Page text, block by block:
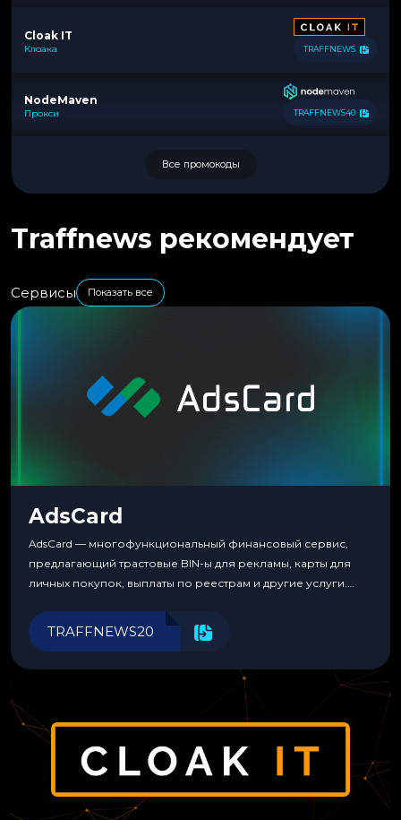
Cloak IT
Клоака TRAFFNEWS
NodeMaven
Прокси TRAFFNEWS40
Все промокоды
Traffnews рекомендует
Сервисы Показать все
AdsCard
AdsCard — многофункциональный финансовый сервис,
предлагающий трастовые BIN-ы для рекламы, карты для
личных покупок, выплаты по реестрам и другие услуги.
инструменты для управления финансами.
TRAFFNEWS20